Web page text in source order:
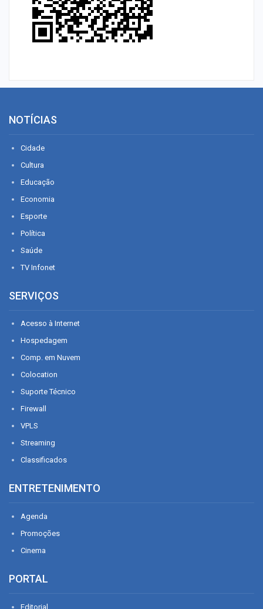
NOTÍCIAS
Cidade
Cultura
Educação
Economia
Esporte
Política
Saúde
TV Infonet
SERVIÇOS
Acesso à Internet
Hospedagem
Comp. em Nuvem
Colocation
Suporte Técnico
Firewall
VPLS
Streaming
Classificados
ENTRETENIMENTO
Agenda
Promoções
Cinema
PORTAL
Editorial